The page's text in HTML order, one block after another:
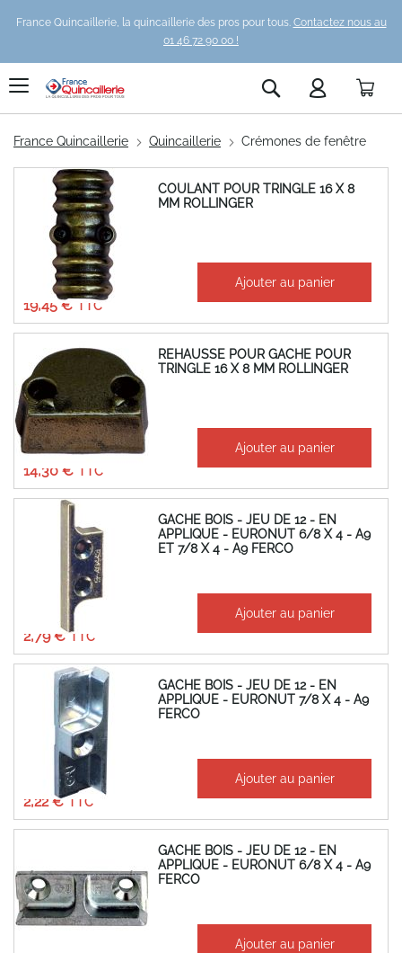
France Quincaillerie, la quincaillerie des pros pour tous. Contactez nous au
01 46 72 90 00 !
Rechercher
France Quincaillerie Quincaillerie Crémones de fenêtre
COULANT POUR TRINGLE 16 X 8
MM ROLLINGER
À partir de
19,45 €
16,21 € Ajouter au panier
REHAUSSE POUR GACHE POUR
TRINGLE 16 X 8 MM ROLLINGER
À partir de
14,30 €
11,92 € Ajouter au panier
GACHE BOIS - JEU DE 12 - EN
APPLIQUE - EURONUT 6/8 X 4 - A9
ET 7/8 X 4 - A9 FERCO
À partir de
2,79 €
Ajouter au panier
GACHE BOIS - JEU DE 12 - EN
APPLIQUE - EURONUT 7/8 X 4 - A9
FERCO
À partir de
2,22 €
1,85 € Ajouter au panier
GACHE BOIS - JEU DE 12 - EN
APPLIQUE - EURONUT 6/8 X 4 - A9
FERCO
Ajouter au panier